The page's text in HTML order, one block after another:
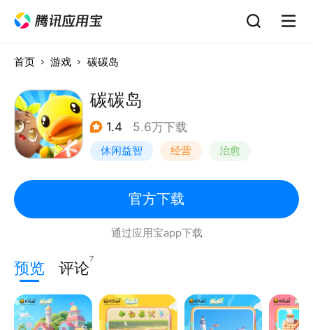
首页 游戏 碳碳岛
碳碳岛
1.4 5.6万下载
休闲益智 经营 治愈
腾讯
官方下载
通过应用宝app下载
预览 评论7